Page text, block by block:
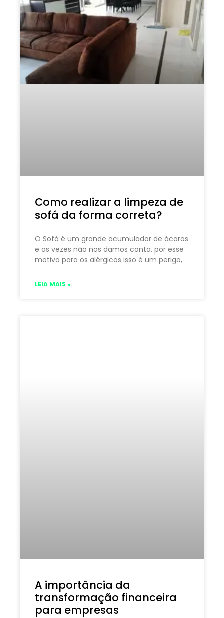
Como realizar a limpeza de
sofá da forma correta?
O Sofá é um grande acumulador de ácaros
e as vezes não nos damos conta, por esse
motivo para os alérgicos isso é um perigo,
LEIA MAIS »
A importância da
transformação financeira
para empresas